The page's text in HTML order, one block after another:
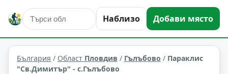
Наблизо Добави място
култура и изкуство Гълъбово Област: Пловдив
България / Област Пловдив / Гълъбово / Параклис
"Св.Димитър" - с.Гълъбово